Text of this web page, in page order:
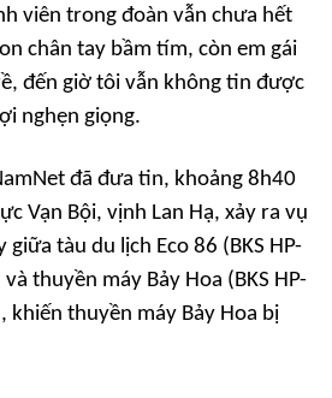
viên trong đoàn vẫn chưa hết
chân tay bầm tím, còn em gái
đến giờ tôi vẫn không tin được
nghẹn giọng.
đã đưa tin, khoảng 8h40
Vạn Bội, vịnh Lan Hạ, xảy ra vụ
tàu du lịch Eco 86 (BKS HP-
thuyền máy Bảy Hoa (BKS HP-
khiến thuyền máy Bảy Hoa bị